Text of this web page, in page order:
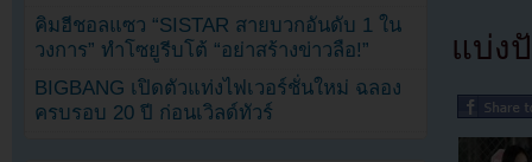
แบ่ง
คิมฮีชอลแซว “SISTAR สายบวกอันดับ 1 ใน
วงการ” ทำโซยูรีบโต้ “อย่าสร้างข่าวลือ!”
BIGBANG เปิดตัวแท่งไฟเวอร์ชั่นใหม่ ฉลอง
ครบรอบ 20 ปี ก่อนเวิลด์ทัวร์